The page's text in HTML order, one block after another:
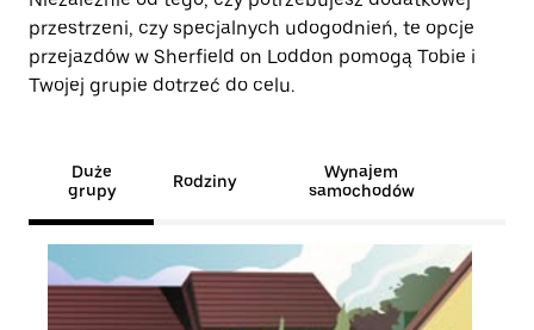
przestrzeni, czy specjalnych udogodnień, te opcje
przejazdów w Sherfield on Loddon pomogą Tobie i
Twojej grupie dotrzeć do celu.
Duże
grupy
Rodziny
Wynajem
samochodów